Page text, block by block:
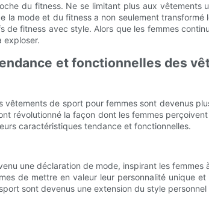
du fitness. Ne se limitant plus aux vêtements
mode et du fitness a non seulement transformé
fitness avec style. Alors que les femmes
exploser.
et fonctionnelles des
de sport pour femmes sont devenus
révolutionné la façon dont les femmes
caractéristiques tendance et fonctionnelles.
une déclaration de mode, inspirant les femmes
de mettre en valeur leur personnalité unique
sont devenus une extension du style personnel